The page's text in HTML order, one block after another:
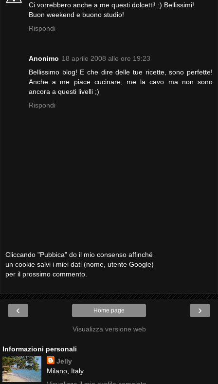
Ci vorrebbero anche a me questi dolcetti! :) Bellissimi!
Buon weekend e buono studio!
Rispondi
Anonimo 18 aprile 2008 alle ore 19:23
Bellissimo blog! E che dire delle tue ricette, sono perfette!
Anche a me piace cucinare, me la cavo ma non sono
ancora a questi livelli ;)
Rispondi
Cliccando "Pubbica" do il mio consenso affinché
un cookie salvi i miei dati (nome, utente Google)
per il prossimo commento.
‹ ›
Home page
Visualizza versione web
Informazioni personali
Jelly
Milano, Italy